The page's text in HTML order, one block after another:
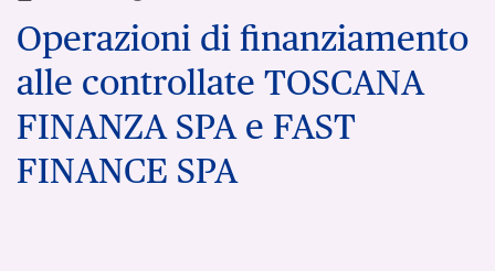
Operazioni di finanziamento
alle controllate TOSCANA
FINANZA SPA e FAST
FINANCE SPA